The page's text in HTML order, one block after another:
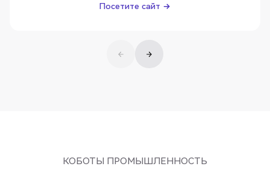
Посетите сайт
КОБОТЫ ПРОМЫШЛЕННОСТЬ